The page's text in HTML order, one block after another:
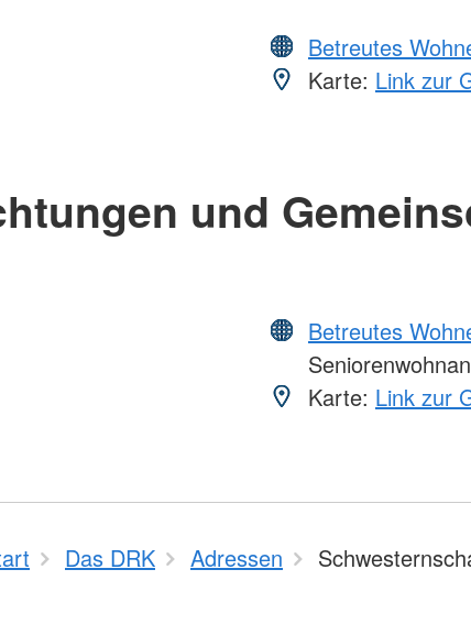
Betreutes
Karte: Link zur
und
Betreutes
Karte: Link zur
Das DRK Adressen